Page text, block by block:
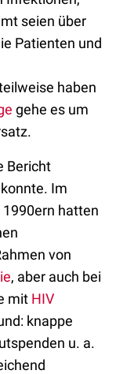
seien über
Patienten und
haben
gehe es um
Bericht
Im
hatten
von
, aber auch bei
mit HIV
knappe
u. a.